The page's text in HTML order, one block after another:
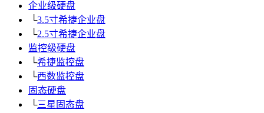
企业级硬盘
└3.5寸希捷企业盘
└2.5寸希捷企业盘
监控级硬盘
└希捷监控盘
└西数监控盘
固态硬盘
└三星固态盘